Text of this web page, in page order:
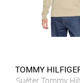
TOMMY
Suéter Tommy